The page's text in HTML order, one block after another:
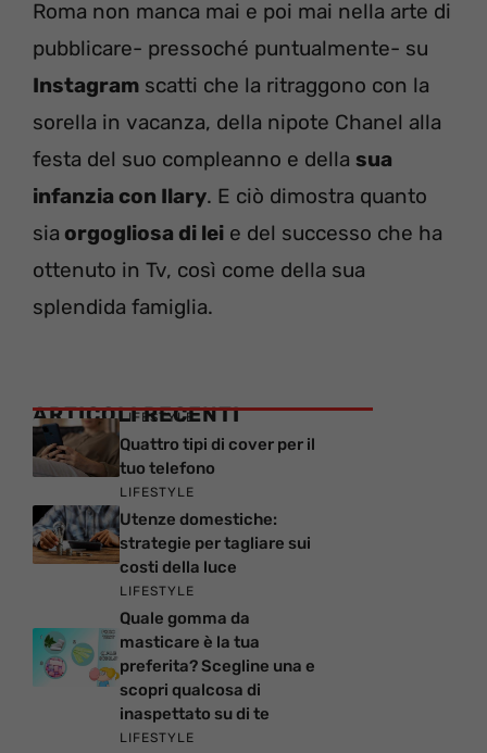
Roma non manca mai e poi mai nella arte di
pubblicare- pressoché puntualmente- su
Instagram scatti che la ritraggono con la
sorella in vacanza, della nipote Chanel alla
festa del suo compleanno e della sua
infanzia con Ilary. E ciò dimostra quanto
sia orgogliosa di lei e del successo che ha
ottenuto in Tv, così come della sua
splendida famiglia.
ARTICOLI RECENTI
LIFESTYLE
Quattro tipi di cover per il
tuo telefono
LIFESTYLE
Utenze domestiche:
strategie per tagliare sui
costi della luce
LIFESTYLE
Quale gomma da
masticare è la tua
preferita? Scegline una e
scopri qualcosa di
inaspettato su di te
LIFESTYLE